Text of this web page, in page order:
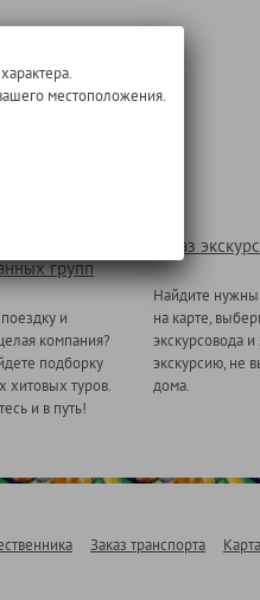
групп
и
компания?
подборку
хитовых туров.
и в путь!
Заказ
Найдите
на карте,
экскурсовода и
экскурсию, не
дома.
Заказ транспорта
местоположения.